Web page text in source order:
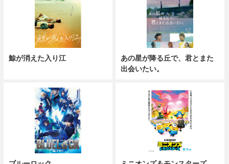
鯨が消えた入り江
あの星が降る丘で、君とまた
出会いたい。